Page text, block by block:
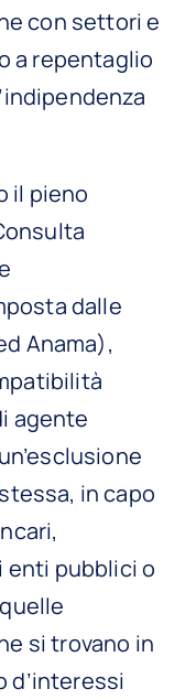
con settori e
a repentaglio
il pieno
dalle
Anama),
agente
in capo
enti pubblici o
si trovano in
d’interessi